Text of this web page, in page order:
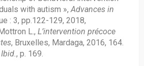
with autism »,Advances in
: 3, pp.122-129, 2018,
L., L’intervention précoce
, Bruxelles, Mardaga, 2016, 164.
Ibid., p. 169.